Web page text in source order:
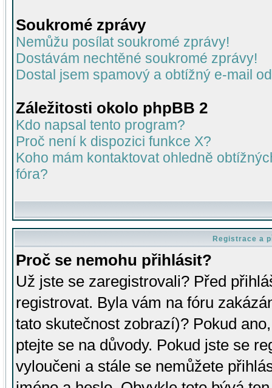
Soukromé zprávy
Nemůžu posílat soukromé zprávy!
Dostávám nechtěné soukromé zprávy!
Dostal jsem spamový a obtížný e-mail
Záležitosti okolo phpBB 2
Kdo napsal tento program?
Proč není k dispozici funkce X?
Koho mám kontaktovat ohledně
fóra?
Registrace a
Proč se nemohu přihlásit?
Už jste se zaregistrovali? Před
registrovat. Byla vám na fóru
tato skutečnost zobrazí)? Pokud
ptejte se na důvody. Pokud jste se
vyloučeni a stále se nemůžete